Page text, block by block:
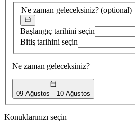
Ne zaman geleceksiniz? (optional)
Başlangıç tarihini seçin
Bitiş tarihini seçin
Ne zaman geleceksiniz?
09 Ağustos 10 Ağustos
Konuklarınızı seçin